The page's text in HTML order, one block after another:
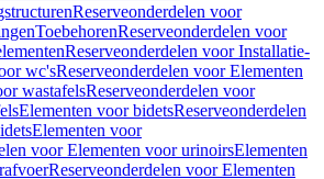
Reserveonderdelen voor
ToebehorenReserveonderdelen voor
Reserveonderdelen voor Installatie-
wc'sReserveonderdelen voor Elementen
wastafelsReserveonderdelen voor
Elementen voor bidetsReserveonderdelen
Elementen voor
voor Elementen voor urinoirsElementen
Reserveonderdelen voor Elementen